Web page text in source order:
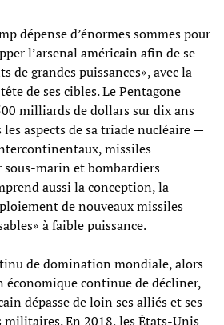
dépense d’énormes sommes pour
l’arsenal américain afin de se
de grandes puissances», avec la
de ses cibles. Le Pentagone
milliards de dollars sur dix ans
aspects de sa triade nucléaire —
missiles
sous-marin et bombardiers
aussi la conception, la
de nouveaux missiles
à faible puissance.
de domination mondiale, alors
économique continue de décliner,
dépasse de loin ses alliés et ses
militaires. En 2018, les États-Unis